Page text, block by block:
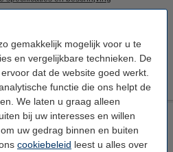
gemakkelijk mogelijk voor u te
en vergelijkbare technieken. De
dat de website goed werkt.
functie die ons helpt de
We laten u graag alleen
bij uw interesses en willen
uw gedrag binnen en buiten
cookiebeleid leest u alles over
huis
Bestellen
Nozzle 0,6 mm
1,75 mm 0,6 mm